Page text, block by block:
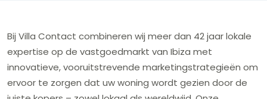
Bij Villa Contact combineren wij meer dan 42 jaar lokale
expertise op de vastgoedmarkt van Ibiza met
innovatieve, vooruitstrevende marketingstrategieën om
ervoor te zorgen dat uw woning wordt gezien door de